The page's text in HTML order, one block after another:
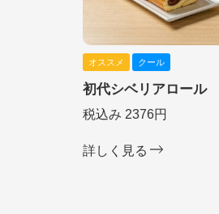
オススメ クール
初代シベリアロール
税込み 2376円
詳しく見る